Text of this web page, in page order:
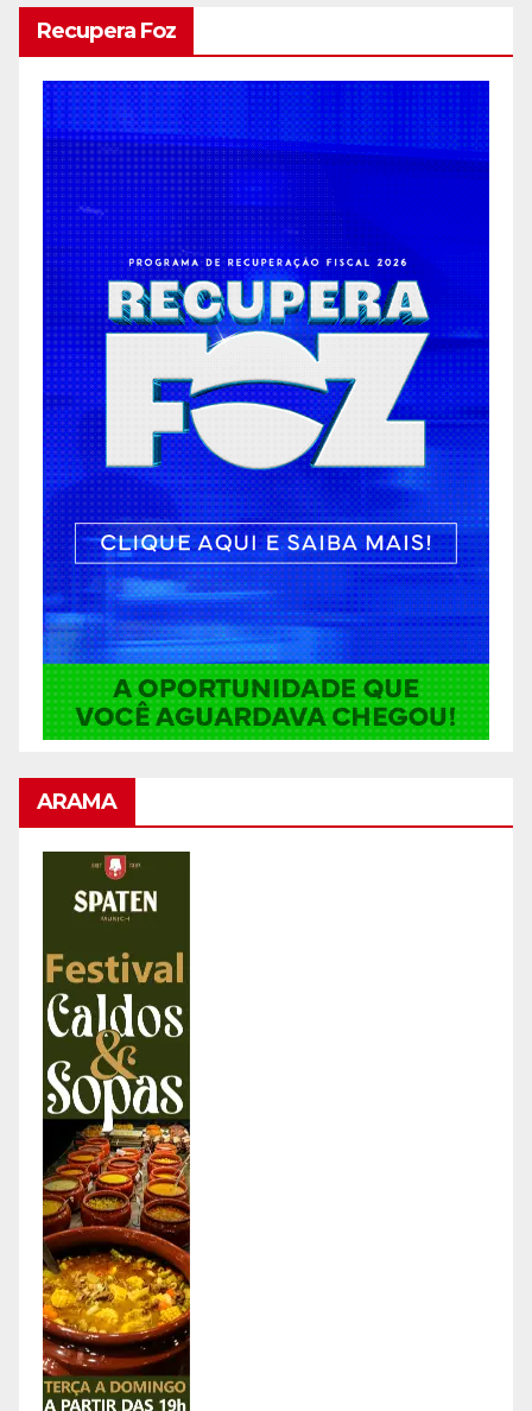
Recupera Foz
ARAMA